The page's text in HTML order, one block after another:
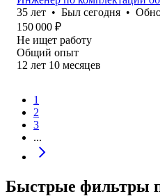
35 лет • Был сегодня •
150 000 ₽
Не ищет работу
Общий опыт
12 лет 10 месяцев
1
2
3
...
Быстрые фильтры